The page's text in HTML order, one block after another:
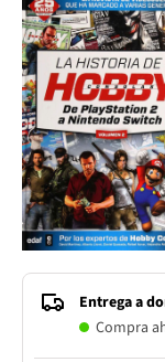
Entrega a
Compra